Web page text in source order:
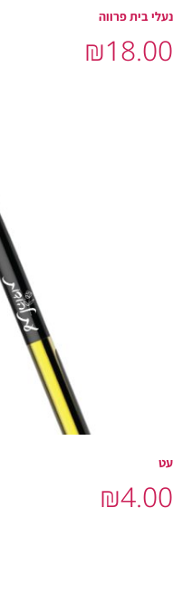
נעלי בית פרווה
₪18.00
עט
₪4.00